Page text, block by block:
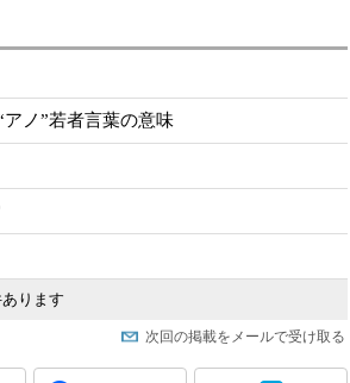
次回の掲載をメールで受け取る
ノ”若者言葉の意味
ります